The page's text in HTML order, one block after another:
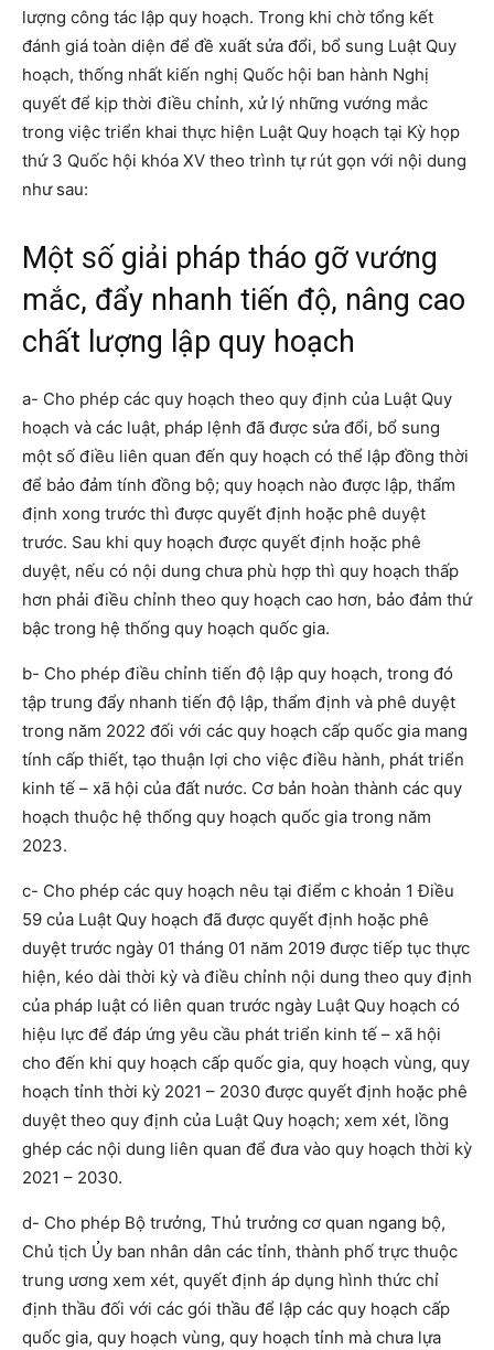
lượng công tác lập quy hoạch. Trong khi chờ tổng kết
đánh giá toàn diện để đề xuất sửa đổi, bổ sung Luật Quy
hoạch, thống nhất kiến nghị Quốc hội ban hành Nghị
quyết để kịp thời điều chỉnh, xử lý những vướng mắc
trong việc triển khai thực hiện Luật Quy hoạch tại Kỳ họp
thứ 3 Quốc hội khóa XV theo trình tự rút gọn với nội dung
như sau:
Một số giải pháp tháo gỡ vướng
mắc, đẩy nhanh tiến độ, nâng cao
chất lượng lập quy hoạch
a- Cho phép các quy hoạch theo quy định của Luật Quy
hoạch và các luật, pháp lệnh đã được sửa đổi, bổ sung
một số điều liên quan đến quy hoạch có thể lập đồng thời
để bảo đảm tính đồng bộ; quy hoạch nào được lập, thẩm
định xong trước thì được quyết định hoặc phê duyệt
trước. Sau khi quy hoạch được quyết định hoặc phê
duyệt, nếu có nội dung chưa phù hợp thì quy hoạch thấp
hơn phải điều chỉnh theo quy hoạch cao hơn, bảo đảm thứ
bậc trong hệ thống quy hoạch quốc gia.
b- Cho phép điều chỉnh tiến độ lập quy hoạch, trong đó
tập trung đẩy nhanh tiến độ lập, thẩm định và phê duyệt
trong năm 2022 đối với các quy hoạch cấp quốc gia mang
tính cấp thiết, tạo thuận lợi cho việc điều hành, phát triển
kinh tế – xã hội của đất nước. Cơ bản hoàn thành các quy
hoạch thuộc hệ thống quy hoạch quốc gia trong năm
2023.
c- Cho phép các quy hoạch nêu tại điểm c khoản 1 Điều
59 của Luật Quy hoạch đã được quyết định hoặc phê
duyệt trước ngày 01 tháng 01 năm 2019 được tiếp tục thực
hiện, kéo dài thời kỳ và điều chỉnh nội dung theo quy định
của pháp luật có liên quan trước ngày Luật Quy hoạch có
hiệu lực để đáp ứng yêu cầu phát triển kinh tế – xã hội
cho đến khi quy hoạch cấp quốc gia, quy hoạch vùng, quy
hoạch tỉnh thời kỳ 2021 – 2030 được quyết định hoặc phê
duyệt theo quy định của Luật Quy hoạch; xem xét, lồng
ghép các nội dung liên quan để đưa vào quy hoạch thời kỳ
2021 – 2030.
d- Cho phép Bộ trưởng, Thủ trưởng cơ quan ngang bộ,
Chủ tịch Ủy ban nhân dân các tỉnh, thành phố trực thuộc
trung ương xem xét, quyết định áp dụng hình thức chỉ
định thầu đối với các gói thầu để lập các quy hoạch cấp
quốc gia, quy hoạch vùng, quy hoạch tỉnh mà chưa lựa